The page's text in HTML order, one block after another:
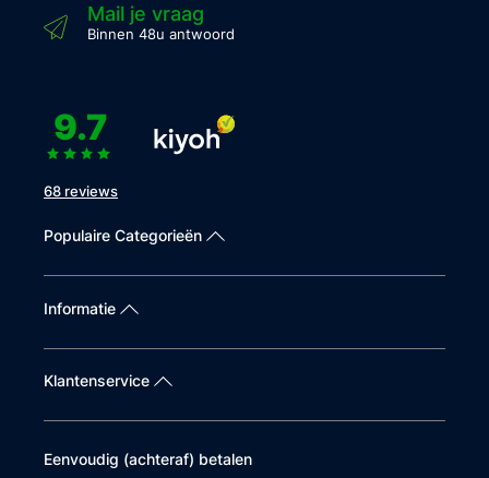
Mail je vraag
Binnen 48u antwoord
9.7
68 reviews
Populaire Categorieën
Informatie
Klantenservice
Eenvoudig (achteraf) betalen